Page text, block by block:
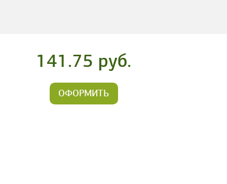
141.75 руб.
ОФОРМИТЬ